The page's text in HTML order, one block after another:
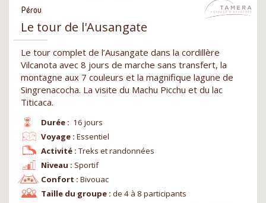
Pérou
Le tour de l'Ausangate
Le tour complet de l’Ausangate dans la cordillère
Vilcanota avec 8 jours de marche sans transfert, la
montagne aux 7 couleurs et la magnifique lagune de
Singrenacocha. La visite du Machu Picchu et du lac
Titicaca.
Durée : 16 jours
Niveau : Sportif
Voyage : Essentiel
Confort : Bivouac
Activité : Treks et randonnées
Taille du groupe : de 4 à 8 participants